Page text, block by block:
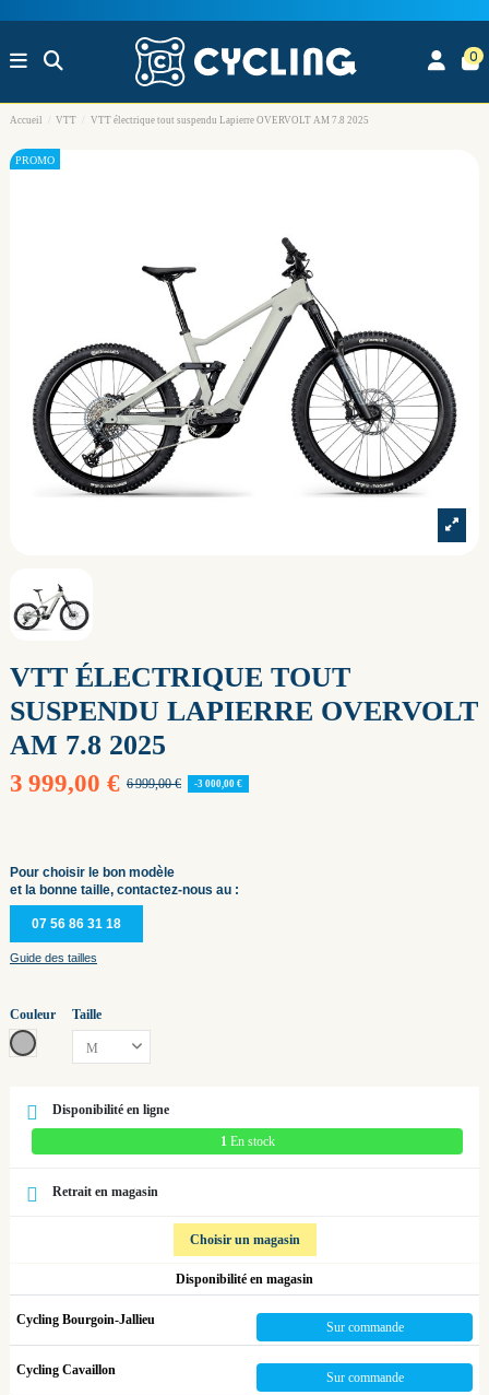
0
Accueil VTT VTT électrique tout suspendu Lapierre OVERVOLT AM 7.8 2025
VTT ÉLECTRIQUE TOUT
SUSPENDU LAPIERRE OVERVOLT
AM 7.8 2025
3 999,00 € 6 999,00 € -3 000,00 €
Pour choisir le bon modèle
et la bonne taille, contactez-nous au :
07 56 86 31 18
Guide des tailles
Couleur
Gris
Taille
Disponibilité en ligne
1 En stock
Retrait en magasin
Choisir un magasin
Disponibilité en magasin
Cycling Bourgoin-Jallieu Sur commande
Cycling Cavaillon Sur commande